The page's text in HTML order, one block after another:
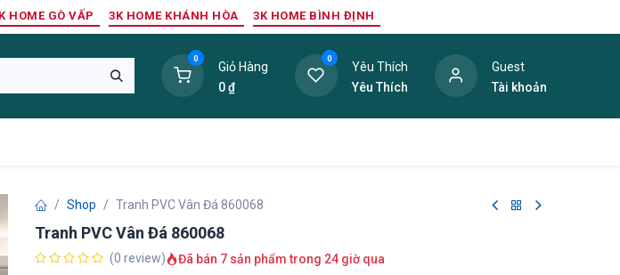
HOME GÒ VẤP 3K HOME KHÁNH HÒA 3K HOME BÌNH ĐỊNH
0
Giỏ Hàng
0₫
0
Yêu Thích
Yêu Thích
Guest
Tài khoản
Shop Tranh PVC Vân Đá 860068
Tranh PVC Vân Đá 860068
(0 review) Đã bán 7 sản phẩm trong 24 giờ qua